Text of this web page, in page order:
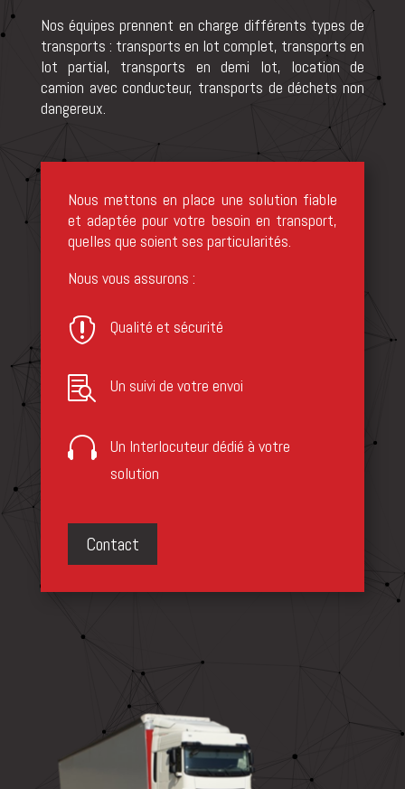
Nos équipes prennent en charge différents types de
transports : transports en lot complet, transports en
lot partial, transports en demi lot, location de
camion avec conducteur, transports de déchets non
dangereux.
Nous mettons en place une solution fiable
et adaptée pour votre besoin en transport,
quelles que soient ses particularités.
Nous vous assurons :
 Qualité et sécurité
 Un suivi de votre envoi

Un lnterlocuteur dédié à votre
solution
Contact